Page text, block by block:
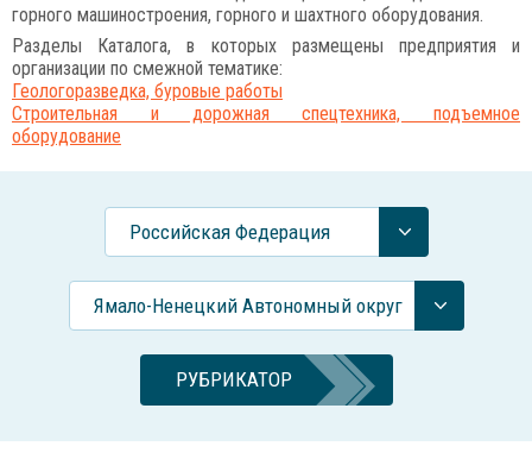
горного машиностроения, горного и шахтного оборудования.
Разделы Каталога, в которых размещены предприятия и
организации по смежной тематике:
Геологоразведка, буровые работы
Строительная и дорожная спецтехника, подъемное
оборудование
Российcкая Федерация
Ямало-Ненецкий Автономный округ
РУБРИКАТОР